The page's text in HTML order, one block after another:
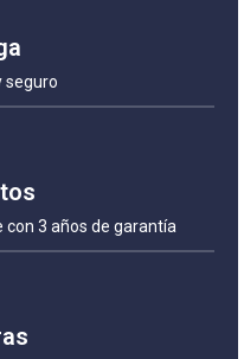
seguro
con 3 años de garantía